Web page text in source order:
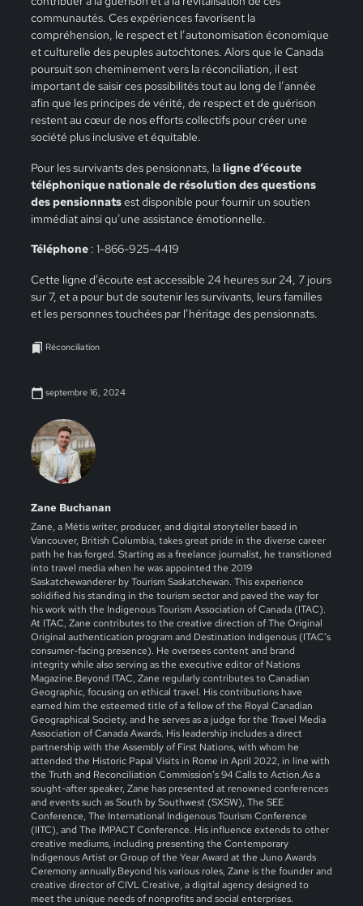
communautés. Ces expériences favorisent la
compréhension, le respect et l’autonomisation économique
et culturelle des peuples autochtones. Alors que le Canada
poursuit son cheminement vers la réconciliation, il est
important de saisir ces possibilités tout au long de l’année
afin que les principes de vérité, de respect et de guérison
restent au cœur de nos efforts collectifs pour créer une
société plus inclusive et équitable.
Pour les survivants des pensionnats, laligne d’écoute
téléphonique nationale de résolution des questions
des pensionnatsest disponible pour fournir un soutien
immédiat ainsi qu’une assistance émotionnelle.
Téléphone : 1-866-925-4419
Cette ligne d’écoute est accessible 24 heures sur 24, 7 jours
sur 7, et a pour but de soutenir les survivants, leurs familles
et les personnes touchées par l’héritage des pensionnats.
Réconciliation
septembre 16, 2024
Zane Buchanan
Zane, a Métis writer, producer, and digital storyteller based in
Vancouver, British Columbia, takes great pride in the diverse career
path he has forged. Starting as a freelance journalist, he transitioned
into travel media when he was appointed the 2019
Saskatchewanderer by Tourism Saskatchewan. This experience
solidified his standing in the tourism sector and paved the way for
his work with the Indigenous Tourism Association of Canada (ITAC).
At ITAC, Zane contributes to the creative direction of The Original
Original authentication program and Destination Indigenous (ITAC’s
consumer-facing presence). He oversees content and brand
integrity while also serving as the executive editor of Nations
Magazine.Beyond ITAC, Zane regularly contributes to Canadian
Geographic, focusing on ethical travel. His contributions have
earned him the esteemed title of a fellow of the Royal Canadian
Geographical Society, and he serves as a judge for the Travel Media
Association of Canada Awards. His leadership includes a direct
partnership with the Assembly of First Nations, with whom he
attended the Historic Papal Visits in Rome in April 2022, in line with
the Truth and Reconciliation Commission’s 94 Calls to Action.As a
sought-after speaker, Zane has presented at renowned conferences
and events such as South by Southwest (SXSW), The SEE
Conference, The International Indigenous Tourism Conference
(IITC), and The IMPACT Conference. His influence extends to other
creative mediums, including presenting the Contemporary
Indigenous Artist or Group of the Year Award at the Juno Awards
Ceremony annually.Beyond his various roles, Zane is the founder and
creative director of CIVL Creative, a digital agency designed to
meet the unique needs of nonprofits and social enterprises.